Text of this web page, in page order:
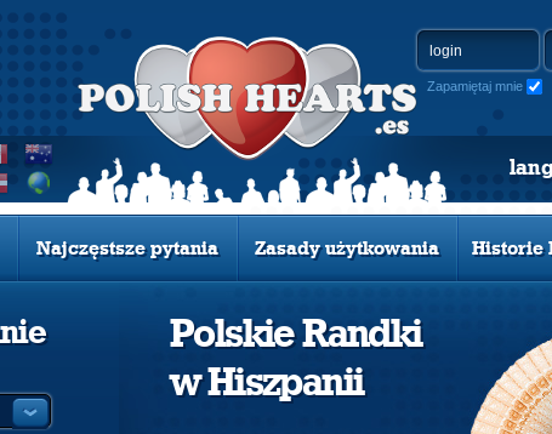
Zapamiętaj mnie
Najczęstsze pytania Zasady użytkowania Historie
Polskie Randki
w Hiszpanii